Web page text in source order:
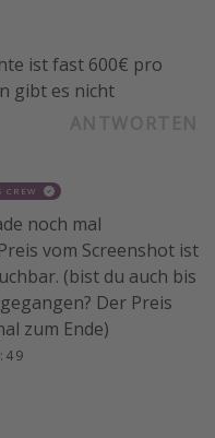
ist fast 600€ pro
gibt es nicht
noch mal
vom Screenshot ist
(bist du auch bis
Der Preis
zum Ende)